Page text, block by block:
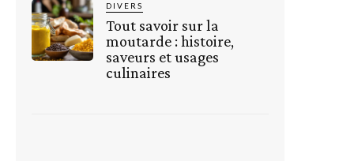
DIVERS
Tout savoir sur la
moutarde : histoire,
saveurs et usages
culinaires